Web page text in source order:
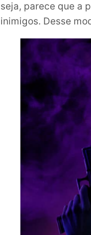
seja, parece que a
inimigos. Desse